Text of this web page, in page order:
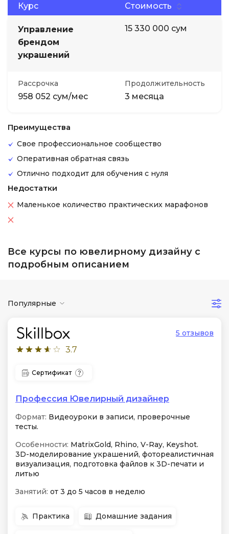
Курс Стоимость
Управление
брендом
украшений
15 330 000 сум
Рассрочка
958 052 сум/мес
Продолжительность
3 месяца
Преимущества
Свое профессиональное сообщество
Оперативная обратная связь
Отлично подходит для обучения с нуля
Недостатки
Маленькое количество практических марафонов
Все курсы по ювелирному дизайну с
подробным описанием
Популярные
3.7
5 отзывов
Сертификат
Профессия Ювелирный дизайнер
Формат: Видеоуроки в записи, проверочные
тесты.
Особенности: MatrixGold, Rhino, V-Ray, Keyshot.
3D-моделирование украшений, фотореалистичная
визуализация, подготовка файлов к 3D-печати и
литью
Занятий: от 3 до 5 часов в неделю
Практика Домашние задания